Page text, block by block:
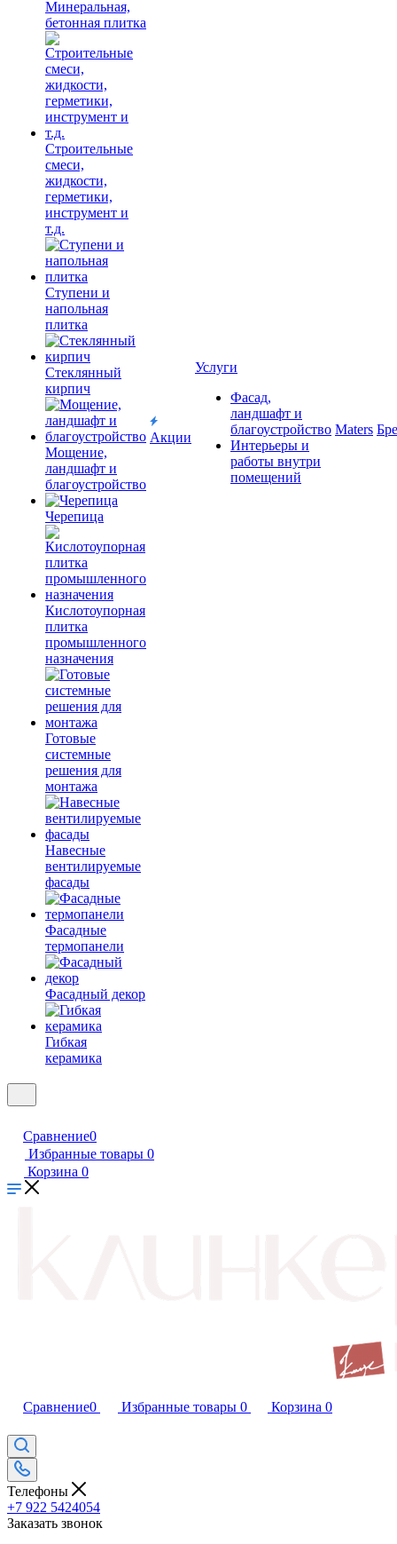
Минеральная,
бетонная плитка
Строительные
смеси,
жидкости,
герметики,
инструмент и
т.д.
Ступени и
напольная
плитка
Cтеклянный
кирпич
Мощение,
ландшафт и
благоустройство
Черепица
Кислотоупорная
плитка
промышленного
назначения
Готовые
системные
решения для
монтажа
Навесные
вентилируемые
фасады
Фасадные
термопанели
Фасадный декор
Гибкая
керамика
Акции
Услуги
Фасад,
ландшафт и
благоустройство
Интерьеры и
работы внутри
помещений
Maters
Сравнение0
Избранные товары 0
Корзина 0
Сравнение0 Избранные товары 0 Корзина 0
Телефоны
+7 922 5424054
Заказать звонок